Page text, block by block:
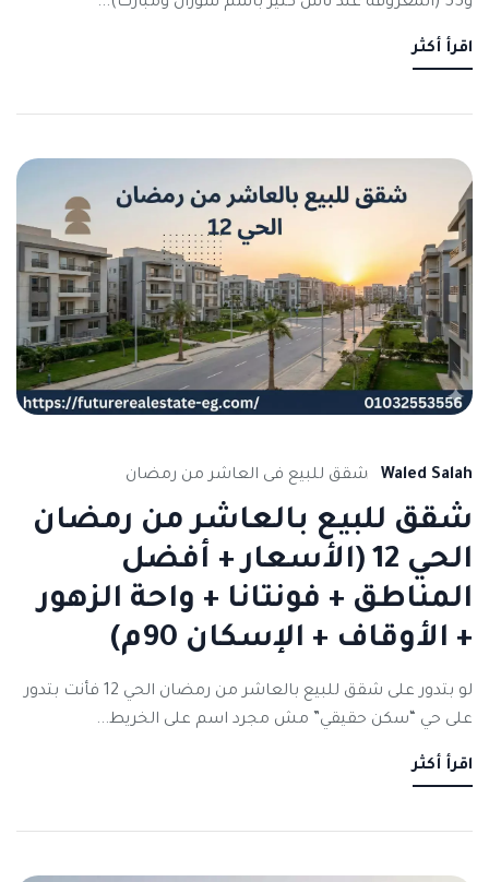
اقرأ أكثر
Waled Salah شقق للبيع فى العاشر من رمضان
شقق للبيع بالعاشر من رمضان
الحي 12 (الأسعار + أفضل
المناطق + فونتانا + واحة الزهور
+ الأوقاف + الإسكان 90م)
لو بتدور على شقق للبيع بالعاشر من رمضان الحي 12 فأنت بتدور
على حي “سكن حقيقي” مش مجرد اسم على الخريط...
اقرأ أكثر